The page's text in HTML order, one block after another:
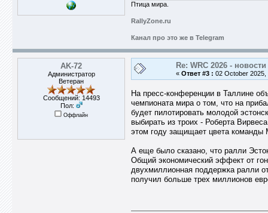
Птица мира.
RallyZone.ru
Канал про это же в Telegram
AK-72
Администратор
Ветеран
Сообщений: 14493
Пол:
Оффлайн
Re: WRC 2026 -
« Ответ #3 : 02 October 2025,
На пресс-конференции в Таллине
чемпионата мира о том, что на
будет пилотировать молодой
выбирать из троих - Роберта
этом году защищает цвета команды
А еще было сказано, что ралли
Общий экономический эффект от
двухмиллионная поддержка ралли
получил больше трех миллионов